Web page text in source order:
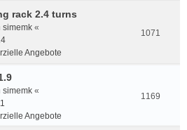
rack 2.4 turns
simemk «
Angebote
1071
simemk «
Angebote
1169